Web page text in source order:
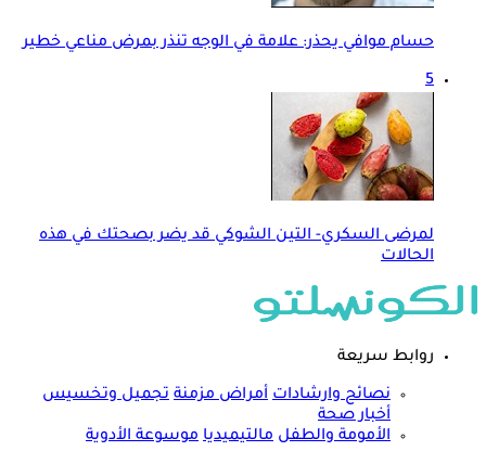
حسام موافي يحذر: علامة في الوجه تنذر بمرض مناعي خطير
5
لمرضى السكري- التين الشوكي قد يضر بصحتك في هذه
الحالات
روابط سريعة
نصائح وارشادات أمراض مزمنة تجميل وتخسيس
أخبار صحة
الأمومة والطفل مالتيميديا موسوعة الأدوية